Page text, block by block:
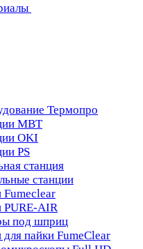
Термопро
MBT
OKI
PS
станция
станции
Fumeclear
PURE-AIR
под шприц
пайки FumeClear